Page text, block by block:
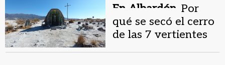
denunciada por
estafa
En Albardón. Por
qué se secó el cerro
de las 7 vertientes